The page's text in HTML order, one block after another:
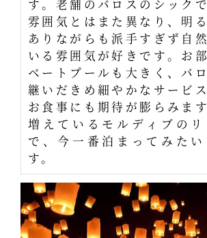
す。老舗のバロスのシック
雰囲気とはまた異なり、明
ありながらも派手すぎず自
いる雰囲気が好きです。お
ベートプールも大きく、バ
継いだきめ細やかなサービ
お食事にも期待が膨らみま
増えているモルディブの
で、今一番泊まってみた
す。